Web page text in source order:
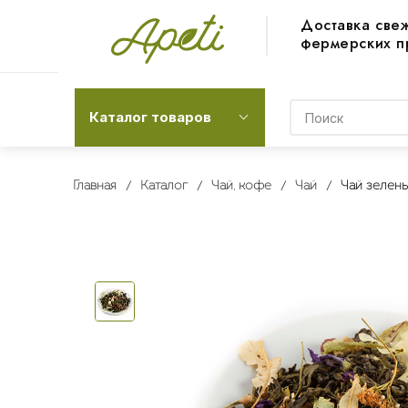
Доставка
фермерских
Каталог товаров
Главная Каталог Чай, кофе Чай Чай